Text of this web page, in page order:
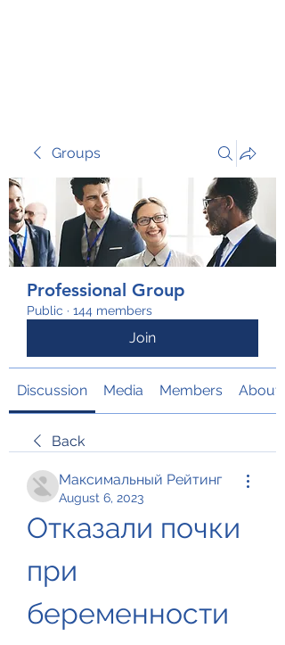
Groups
Professional Group
Public · 144 members
Join
Discussion Media Members About
Back
Максимальный Рейтинг
August 6, 2023
Отказали почки
при
беременности